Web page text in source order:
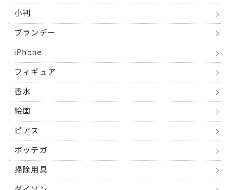
小判
ブランデー
iPhone
フィギュア
香水
絵画
ピアス
ボッテガ
掃除用具